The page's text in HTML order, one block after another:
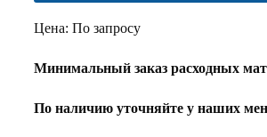
Цена: По запросу
Минимальный заказ расходных
По наличию уточняйте у наших